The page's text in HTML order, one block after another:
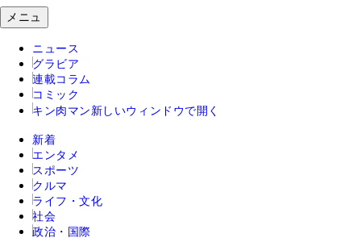
メニュ
ニュース
グラビア
連載コラム
コミック
キン肉マン 新しいウィンドウで開く
新着
エンタメ
スポーツ
クルマ
ライフ・文化
社会
政治・国際